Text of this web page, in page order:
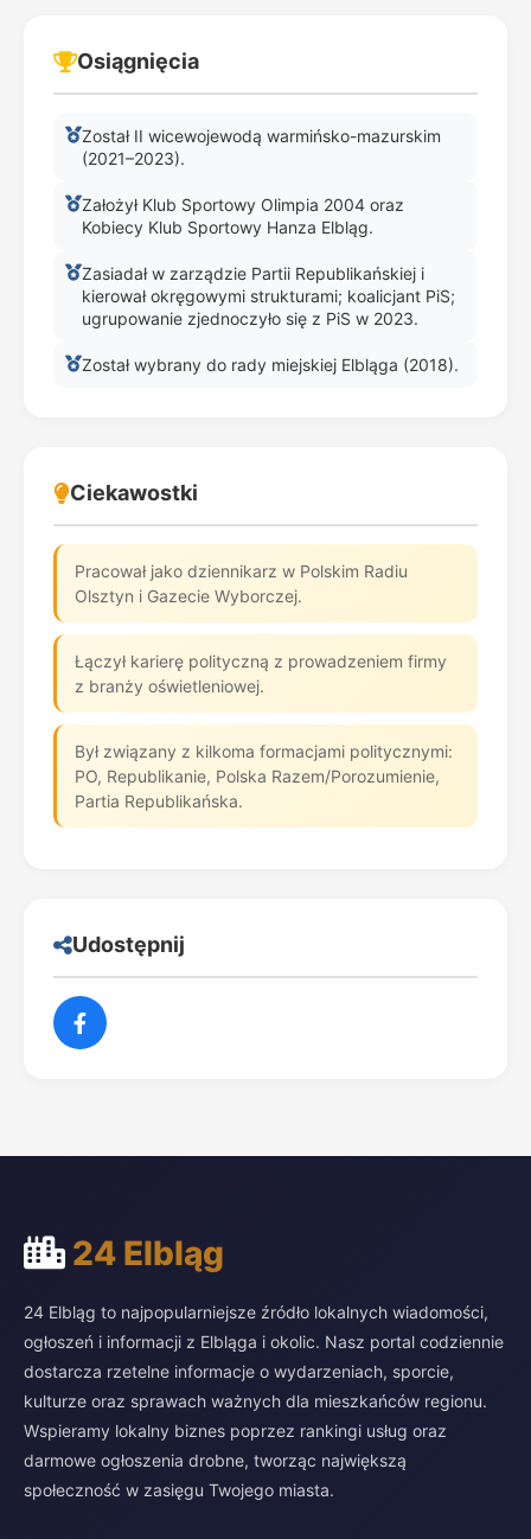
Osiągnięcia
Został II wicewojewodą warmińsko-mazurskim
(2021–2023).
Założył Klub Sportowy Olimpia 2004 oraz
Kobiecy Klub Sportowy Hanza Elbląg.
Zasiadał w zarządzie Partii Republikańskiej i
kierował okręgowymi strukturami; koalicjant PiS;
ugrupowanie zjednoczyło się z PiS w 2023.
Został wybrany do rady miejskiej Elbląga (2018).
Ciekawostki
Pracował jako dziennikarz w Polskim Radiu
Olsztyn i Gazecie Wyborczej.
Łączył karierę polityczną z prowadzeniem firmy
z branży oświetleniowej.
Był związany z kilkoma formacjami politycznymi:
PO, Republikanie, Polska Razem/Porozumienie,
Partia Republikańska.
Udostępnij
24 Elbląg
24 Elbląg to najpopularniejsze źródło lokalnych wiadomości,
ogłoszeń i informacji z Elbląga i okolic. Nasz portal codziennie
dostarcza rzetelne informacje o wydarzeniach, sporcie,
kulturze oraz sprawach ważnych dla mieszkańców regionu.
Wspieramy lokalny biznes poprzez rankingi usług oraz
darmowe ogłoszenia drobne, tworząc największą
społeczność w zasięgu Twojego miasta.